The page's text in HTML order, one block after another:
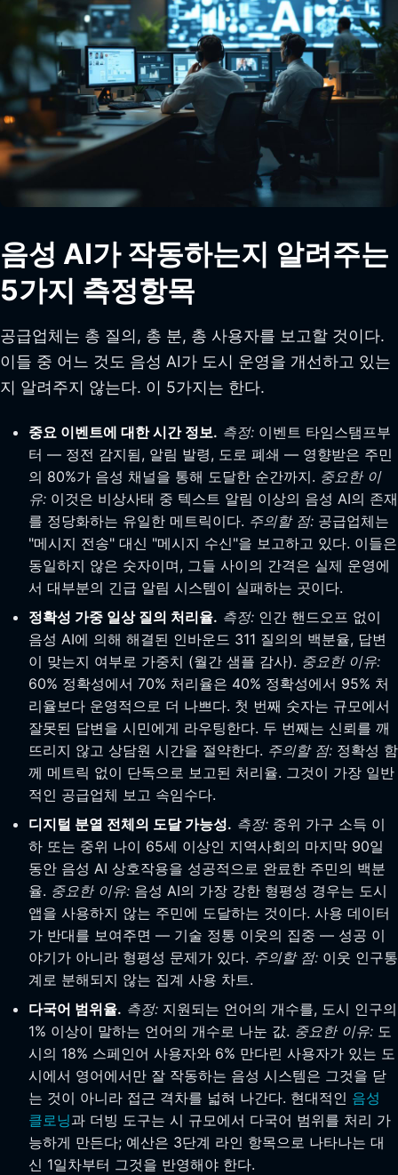
음성 AI가 작동하는지 알려주는
5가지 측정항목
공급업체는 총 질의, 총 분, 총 사용자를 보고할 것이다.
이들 중 어느 것도 음성 AI가 도시 운영을 개선하고 있는
지 알려주지 않는다. 이 5가지는 한다.
중요 이벤트에 대한 시간 정보. 측정: 이벤트 타임스탬프부
터 — 정전 감지됨, 알림 발령, 도로 폐쇄 — 영향받은 주민
의 80%가 음성 채널을 통해 도달한 순간까지. 중요한 이
유: 이것은 비상사태 중 텍스트 알림 이상의 음성 AI의 존재
를 정당화하는 유일한 메트릭이다. 주의할 점: 공급업체는
"메시지 전송" 대신 "메시지 수신"을 보고하고 있다. 이들은
동일하지 않은 숫자이며, 그들 사이의 간격은 실제 운영에
서 대부분의 긴급 알림 시스템이 실패하는 곳이다.
정확성 가중 일상 질의 처리율. 측정: 인간 핸드오프 없이
음성 AI에 의해 해결된 인바운드 311 질의의 백분율, 답변
이 맞는지 여부로 가중치 (월간 샘플 감사). 중요한 이유:
60% 정확성에서 70% 처리율은 40% 정확성에서 95% 처
리율보다 운영적으로 더 나쁘다. 첫 번째 숫자는 규모에서
잘못된 답변을 시민에게 라우팅한다. 두 번째는 신뢰를 깨
뜨리지 않고 상담원 시간을 절약한다. 주의할 점: 정확성 함
께 메트릭 없이 단독으로 보고된 처리율. 그것이 가장 일반
적인 공급업체 보고 속임수다.
디지털 분열 전체의 도달 가능성. 측정: 중위 가구 소득 이
하 또는 중위 나이 65세 이상인 지역사회의 마지막 90일
동안 음성 AI 상호작용을 성공적으로 완료한 주민의 백분
율. 중요한 이유: 음성 AI의 가장 강한 형평성 경우는 도시
앱을 사용하지 않는 주민에 도달하는 것이다. 사용 데이터
가 반대를 보여주면 — 기술 정통 이웃의 집중 — 성공 이
야기가 아니라 형평성 문제가 있다. 주의할 점: 이웃 인구통
계로 분해되지 않는 집계 사용 차트.
다국어 범위율. 측정: 지원되는 언어의 개수를, 도시 인구의
1% 이상이 말하는 언어의 개수로 나눈 값. 중요한 이유: 도
시의 18% 스페인어 사용자와 6% 만다린 사용자가 있는 도
시에서 영어에서만 잘 작동하는 음성 시스템은 그것을 닫
는 것이 아니라 접근 격차를 넓혀 나간다. 현대적인 음성
클로닝과 더빙 도구는 시 규모에서 다국어 범위를 처리 가
능하게 만든다; 예산은 3단계 라인 항목으로 나타나는 대
신 1일차부터 그것을 반영해야 한다.